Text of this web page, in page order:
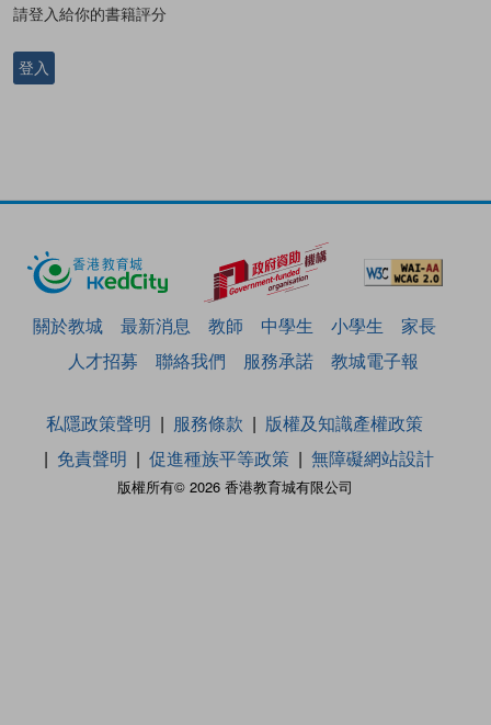
請登入給你的書籍評分
登入
關於教城 最新消息 教師 中學生 小學生
家長
人才招募
聯絡我們 服務承諾 教城電子報
版權所有© 2026 香港教育城有限公司
私隱政策聲明 服務條款
版權及知識產權政策
免責聲明
促進種族平等政策 無障礙網站設計